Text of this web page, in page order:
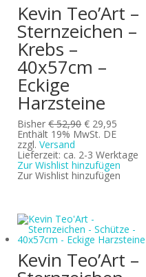
Kevin Teo’Art –
Sternzeichen –
Krebs –
40x57cm –
Eckige
Harzsteine
Bisher €52,90Ursprünglicher
Preis
€ 52,90
€ 29,95
€ 29,95.
Enthält 19% MwSt. DE
zzgl.Versand
Lieferzeit: ca. 2-3 Werktage
Zur Wishlist hinzufügen
Zur Wishlist hinzufügen
Kevin Teo’Art –